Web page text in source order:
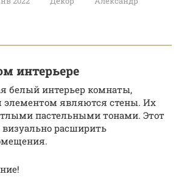
интерьере
белый интерьер комнаты,
являются стены. Их
пастельными тонами. Этот
расширить